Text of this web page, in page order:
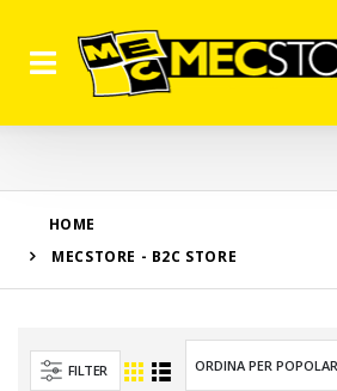
HOME
MECSTORE - B2C STORE
FILTER